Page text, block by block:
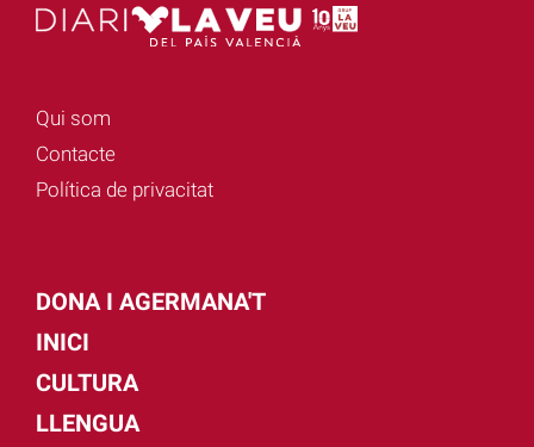
Qui som
Contacte
Política de privacitat
DONA I AGERMANA'T
INICI
CULTURA
LLENGUA